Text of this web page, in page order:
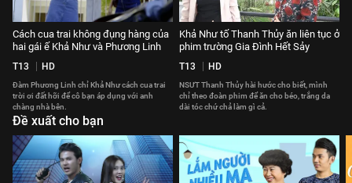
Cách cua trai không đụng hàng của
hai gái ế Khả Như và Phương Linh
T13 HD
Đàm Phương Linh chỉ Khả Như cách cua trai
trời ơi đất hỡi để cô bạn áp dụng với anh
chàng nhà bên.
Khả Như tố Thanh Thủy ăn liên tục ở
phim trường Gia Đình Hết Sảy
T13 HD
NSƯT Thanh Thủy hài hước cho biết, mình
chỉ theo đoàn phim để ăn cho béo, trắng da
dài tóc chứ chả làm gì cả.
Đề xuất cho bạn